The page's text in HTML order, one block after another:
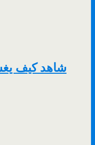
شاهد كيف